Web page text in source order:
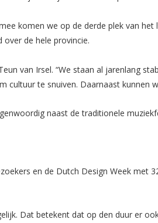
komen we op de derde plek van
de hele provincie.
van Irsel. “We staan al jarenlang
cultuur te snuiven. Daarnaast
naast de traditionele
en de Dutch Design Week met
Dat betekent dat op den duur er